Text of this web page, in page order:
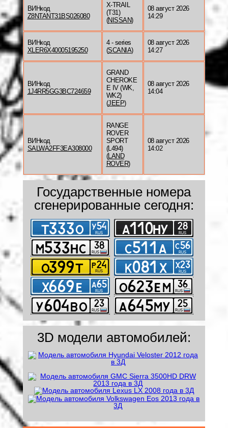
ВИНкод
Z8NTANT31BS026080
X-TRAIL
(T31)
(NISSAN)
08 август 2026
14:29
ВИНкод
XLER6X40005195250
4 - series
(SCANIA)
08 август 2026
14:27
ВИНкод
1J4RR5GG3BC724659
GRAND
CHEROKE
E IV (WK,
WK2)
(JEEP)
08 август 2026
14:04
ВИНкод
SALWA2FF3EA308000
RANGE
ROVER
SPORT
(L494)
(LAND
ROVER)
08 август 2026
14:02
Государственные номера
сгенерированные сегодня:
3D модели автомобилей: